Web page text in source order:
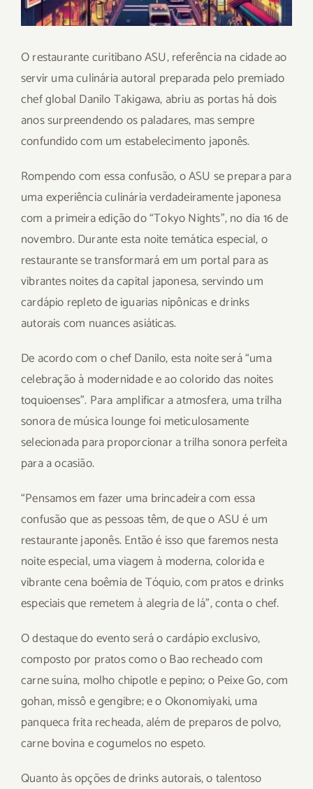
O restaurante curitibano ASU, referência na cidade ao
servir uma culinária autoral preparada pelo premiado
chef global Danilo Takigawa, abriu as portas há dois
anos surpreendendo os paladares, mas sempre
confundido com um estabelecimento japonês.
Rompendo com essa confusão, o ASU se prepara para
uma experiência culinária verdadeiramente japonesa
com a primeira edição do “Tokyo Nights”, no dia 16 de
novembro. Durante esta noite temática especial, o
restaurante se transformará em um portal para as
vibrantes noites da capital japonesa, servindo um
cardápio repleto de iguarias nipônicas e drinks
autorais com nuances asiáticas.
De acordo com o chef Danilo, esta noite será “uma
celebração à modernidade e ao colorido das noites
toquioenses”. Para amplificar a atmosfera, uma trilha
sonora de música lounge foi meticulosamente
selecionada para proporcionar a trilha sonora perfeita
para a ocasião.
“Pensamos em fazer uma brincadeira com essa
confusão que as pessoas têm, de que o ASU é um
restaurante japonês. Então é isso que faremos nesta
noite especial, uma viagem à moderna, colorida e
vibrante cena boêmia de Tóquio, com pratos e drinks
especiais que remetem à alegria de lá”, conta o chef.
O destaque do evento será o cardápio exclusivo,
composto por pratos como o Bao recheado com
carne suína, molho chipotle e pepino; o Peixe Go, com
gohan, missô e gengibre; e o Okonomiyaki, uma
panqueca frita recheada, além de preparos de polvo,
carne bovina e cogumelos no espeto.
Quanto às opções de drinks autorais, o talentoso